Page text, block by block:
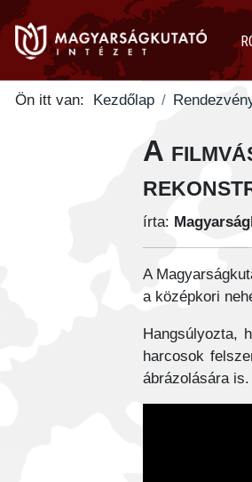
Ön itt van:
Kezdőlap
A
írta:
A
a középkori
Hangsúlyozta,
harcosok
ábrázolására is.